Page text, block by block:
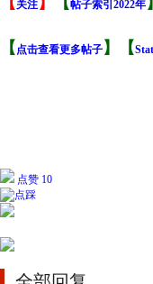
关注 帖子索引2022年
【 点击查看更多帖子 】【
点赞 10